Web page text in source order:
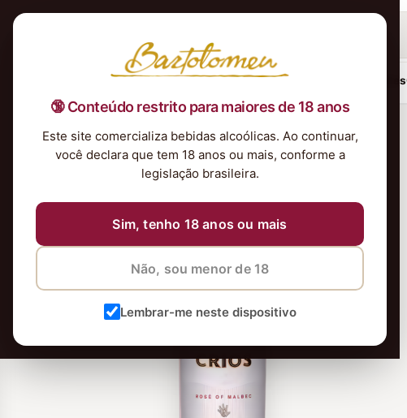
🔞 Conteúdo restrito para maiores de 18 anos
Este site comercializa bebidas alcoólicas. Ao continuar,
você declara que tem 18 anos ou mais, conforme a
legislação brasileira.
Sim, tenho 18 anos ou mais
Não, sou menor de 18
Lembrar-me neste dispositivo
Nossa Seleção TintosBrancosEspumantesRosés Kits & Presentes